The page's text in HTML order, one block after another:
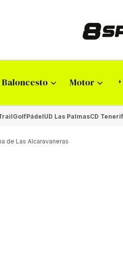
Baloncesto Motor
GolfPádelUD Las PalmasCD
de Las Alcaravaneras